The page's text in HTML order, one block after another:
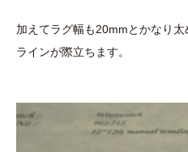
加えてラグ幅も20mmとかなり
ラインが際立ちます。